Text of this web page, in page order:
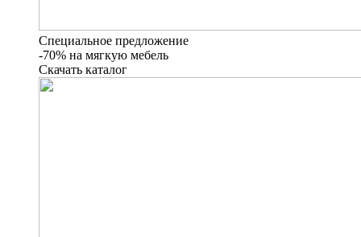
Специальное предложение
-70% на мягкую мебель
Скачать каталог